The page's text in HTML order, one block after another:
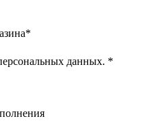
*
данных. *